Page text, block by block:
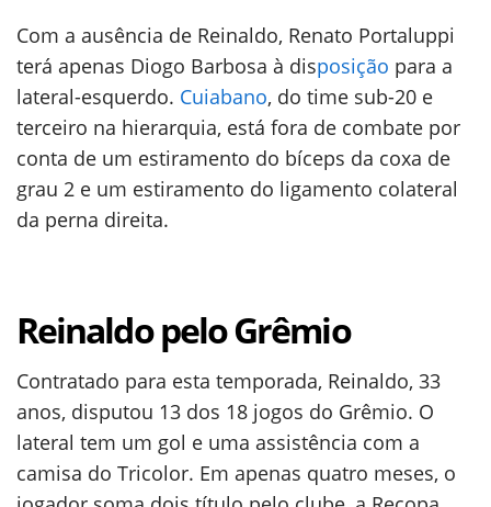
Com a ausência de Reinaldo, Renato Portaluppi
terá apenas Diogo Barbosa à disposição para a
lateral-esquerdo. Cuiabano, do time sub-20 e
terceiro na hierarquia, está fora de combate por
conta de um estiramento do bíceps da coxa de
grau 2 e um estiramento do ligamento colateral
da perna direita.
Reinaldo pelo Grêmio
Contratado para esta temporada, Reinaldo, 33
anos, disputou 13 dos 18 jogos do Grêmio. O
lateral tem um gol e uma assistência com a
camisa do Tricolor. Em apenas quatro meses, o